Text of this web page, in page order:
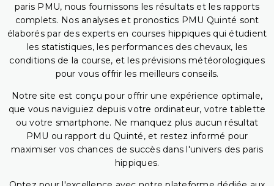
paris PMU, nous fournissons les résultats et les rapports
complets. Nos analyses et pronostics PMU Quinté sont
élaborés par des experts en courses hippiques qui étudient
les statistiques, les performances des chevaux, les
conditions de la course, et les prévisions météorologiques
pour vous offrir les meilleurs conseils.
Notre site est conçu pour offrir une expérience optimale,
que vous naviguiez depuis votre ordinateur, votre tablette
ou votre smartphone. Ne manquez plus aucun résultat
PMU ou rapport du Quinté, et restez informé pour
maximiser vos chances de succès dans l'univers des paris
hippiques.